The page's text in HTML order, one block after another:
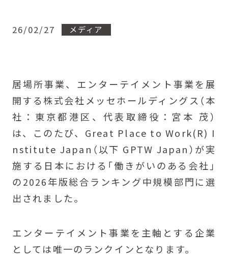
26/02/27 メディア
居場所事業、エンターテイメント事業を展
開する株式会社メッセホールディングス（本
社：東京都港区、代表取締役：宮本 茂）
は、このたび、Great Place to Work(R) I
nstitute Japan（以下 GPTW Japan）が実
施する日本における「働きがいのある会社」
の2026年版総合ランキング中規模部門に選
出されました。
エンターテイメント事業を主軸とする企業
としては唯一のランクインとなります。